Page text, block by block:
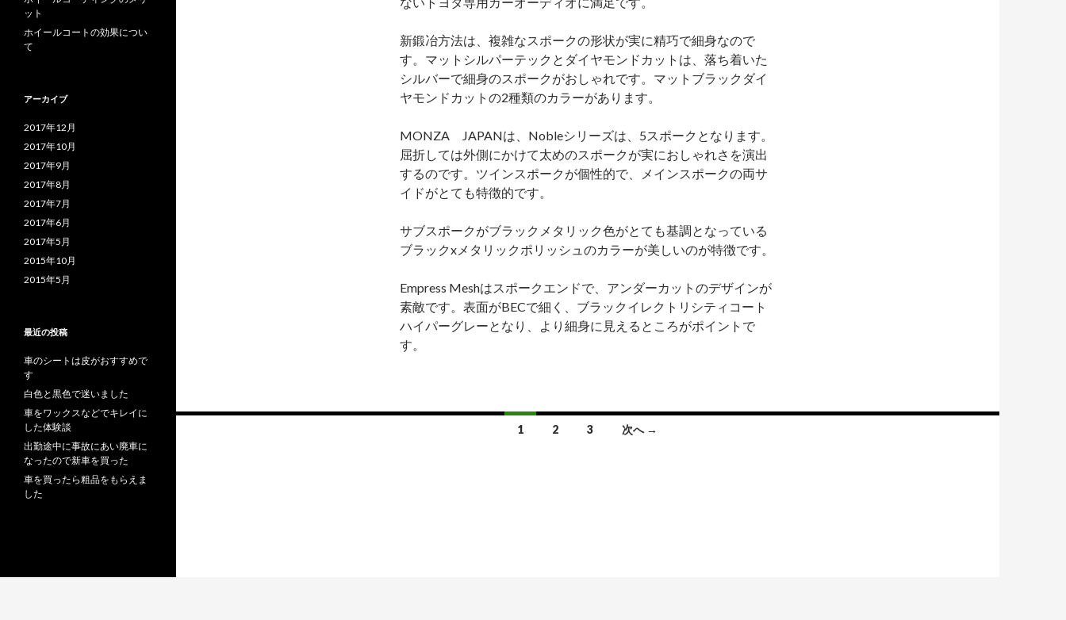
新鍛冶方法は、複雑なスポークの形状が実に精巧で細身なので
す。マットシルパーテックとダイヤモンドカットは、落ち着いた
シルバーで細身のスポークがおしゃれです。マットブラックダイ
ヤモンドカットの2種類のカラーがあります。
MONZA JAPANは、Nobleシリーズは、5スポークとなります。
屈折しては外側にかけて太めのスポークが実におしゃれさを演出
するのです。ツインスポークが個性的で、メインスポークの両サ
イドがとても特徴的です。
サブスポークがブラックメタリック色がとても基調となっている
ブラックxメタリックポリッシュのカラーが美しいのが特徴です。
Empress Meshはスポークエンドで、アンダーカットのデザインが
素敵です。表面がBECで細く、ブラックイレクトリシティコート
ハイパーグレーとなり、より細身に見えるところがポイントで
す。
1 2 3 次へ →
ット
ホイールコートの効果につい
て
アーカイブ
2017年12月
2017年10月
2017年9月
2017年8月
2017年7月
2017年6月
2017年5月
2015年10月
2015年5月
最近の投稿
車のシートは皮がおすすめで
す
白色と黒色で迷いました
車をワックスなどでキレイに
した体験談
出勤途中に事故にあい廃車に
なったので新車を買った
車を買ったら粗品をもらえま
した